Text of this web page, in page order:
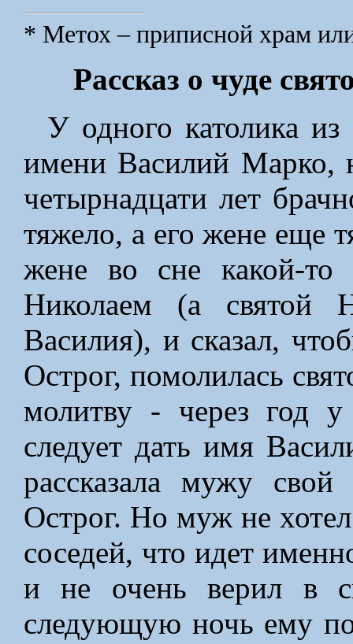
* Метох – приписной храм
Рассказ о чуде
У одного католика
имени Василий Марко,
четырнадцати лет
тяжело, а его жене еще
жене во сне какой-то
Николаем (а святой
Василия), и сказал,
Острог, помолилась
молитву - через год
следует дать имя
рассказала мужу
Острог. Но муж не
соседей, что идет
и не очень верил в
следующую ночь ему